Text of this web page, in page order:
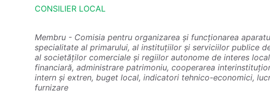
CONSILIER LOCAL
membru - Comisia pentru organizarea și funcționarea aparatului de
specialitate al primarului, al instituțiilor și serviciilor publice
al societăților comerciale și regiilor autonome de interes
financiară, administrare patrimoniu, cooperarea
intern și extren, buget local, indicatori tehnico-economici,
furnizare